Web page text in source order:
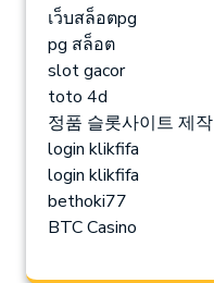
เว็บสล็อตpg
pg สล็อต
slot gacor
toto 4d
정품 슬롯사이트 제작
login klikfifa
login klikfifa
bethoki77
BTC Casino